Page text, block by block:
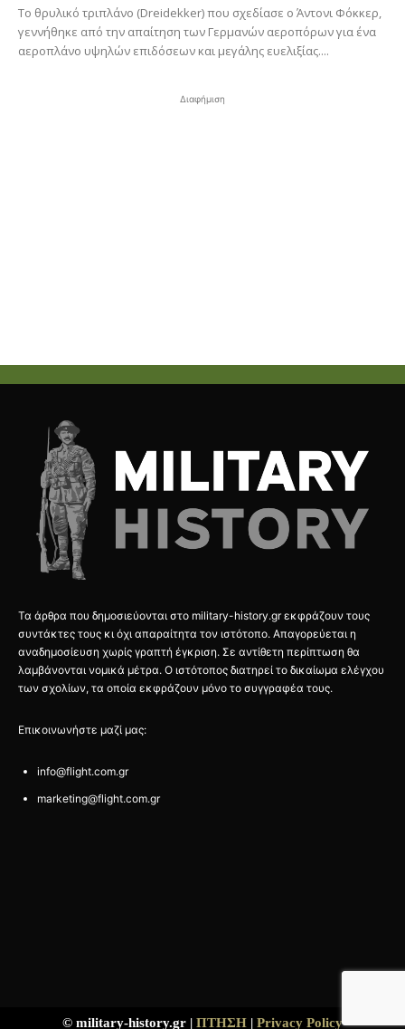
Tο θρυλικό τριπλάνο (Dreidekker) που σχεδίασε ο Άντονι Φόκκερ,
γεννήθηκε από την απαίτηση των Γερμανών αεροπόρων για ένα
αεροπλάνο υψηλών επιδόσεων και μεγάλης ευελιξίας....
Διαφήμιση
Τα άρθρα που δημοσιεύονται στο military-history.gr εκφράζουν τους
συντάκτες τους κι όχι απαραίτητα τον ιστότοπο. Απαγορεύεται η
αναδημοσίευση χωρίς γραπτή έγκριση. Σε αντίθετη περίπτωση θα
λαμβάνονται νομικά μέτρα. Ο ιστότοπος διατηρεί το δικαίωμα ελέγχου
των σχολίων, τα οποία εκφράζουν μόνο το συγγραφέα τους.
Επικοινωνήστε μαζί μας:
info@flight.com.gr
marketing@flight.com.gr
© military-history.gr | ΠΤΗΣΗ | Privacy Policy